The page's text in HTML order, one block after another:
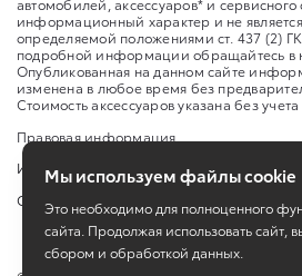
автомобилей, аксессуаров* и
информационный характер и не
определяемой положениями ст. 437 (2)
подробной информации обращайтесь в
Опубликованная на данном сайте
изменена в любое время без
Стоимость аксессуаров указана без
Правовая информация
Изменить настройку cookies
Сбросить cookie
Мы используем файлы cookie
Это необходимо для полноценного
сайта. Продолжая использовать сайт,
сбором и обработкой данных.